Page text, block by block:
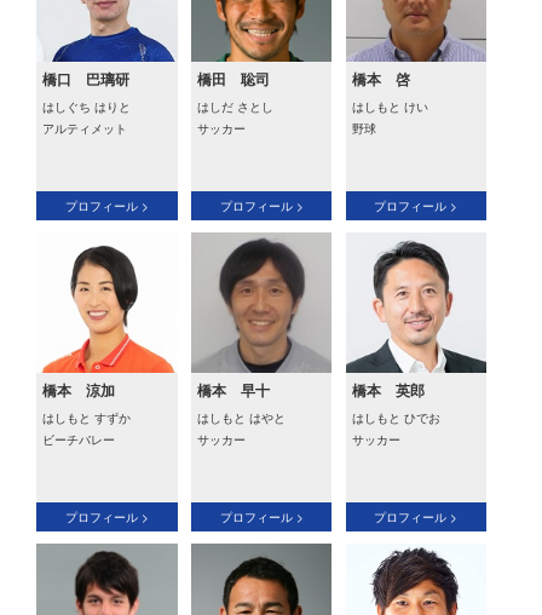
橋口 巴璃研
はしぐち はりと
アルティメット
プロフィール >
橋田 聡司
はしだ さとし
サッカー
プロフィール >
橋本 啓
はしもと けい
野球
プロフィール >
橋本 涼加
はしもと すずか
ビーチバレー
プロフィール >
橋本 早十
はしもと はやと
サッカー
プロフィール >
橋本 英郎
はしもと ひでお
サッカー
プロフィール >